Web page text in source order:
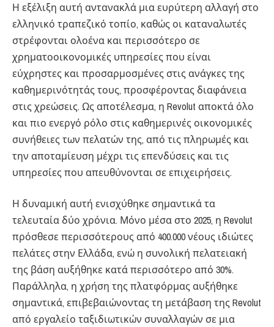
Η εξέλιξη αυτή αντανακλά μια ευρύτερη αλλαγή στο
ελληνικό τραπεζικό τοπίο, καθώς οι καταναλωτές
στρέφονται ολοένα και περισσότερο σε
χρηματοοικονομικές υπηρεσίες που είναι
εύχρηστες και προσαρμοσμένες στις ανάγκες της
καθημερινότητάς τους, προσφέροντας διαφάνεια
στις χρεώσεις. Ως αποτέλεσμα, η Revolut αποκτά όλο
και πιο ενεργό ρόλο στις καθημερινές οικονομικές
συνήθειες των πελατών της, από τις πληρωμές και
την αποταμίευση μέχρι τις επενδύσεις και τις
υπηρεσίες που απευθύνονται σε επιχειρήσεις.
Η δυναμική αυτή ενισχύθηκε σημαντικά τα
τελευταία δύο χρόνια. Μόνο μέσα στο 2025, η Revolut
πρόσθεσε περισσότερους από 400.000 νέους ιδιώτες
πελάτες στην Ελλάδα, ενώ η συνολική πελατειακή
της βάση αυξήθηκε κατά περισσότερο από 30%.
Παράλληλα, η χρήση της πλατφόρμας αυξήθηκε
σημαντικά, επιβεβαιώνοντας τη μετάβαση της Revolut
από εργαλείο ταξιδιωτικών συναλλαγών σε μια